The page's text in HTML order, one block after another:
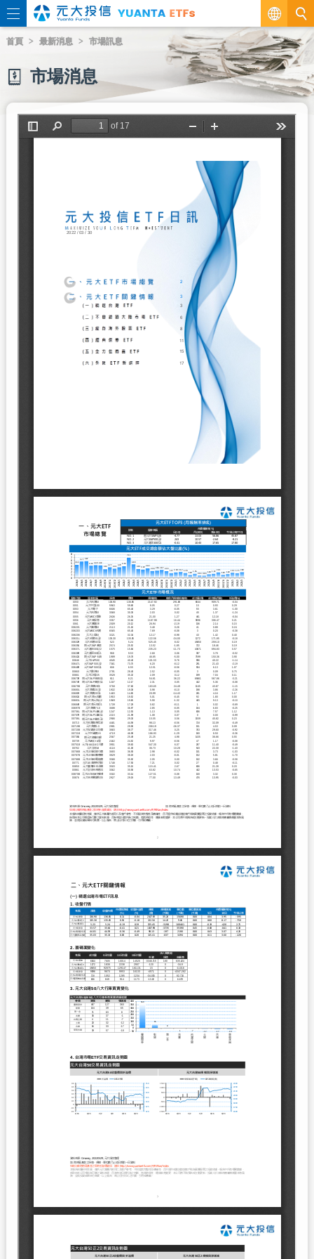
繁
EN
首頁 最新消息 市場訊息
市場消息